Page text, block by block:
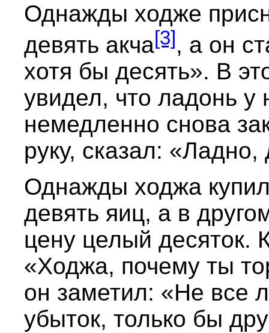
Однажды ходже
девять акча[3] , а он
хотя бы десять». В
увидел, что ладонь у
немедленно снова
руку, сказал:
Однажды ходжа
девять яиц, а в
цену целый десяток.
«Ходжа, почему ты
он заметил: «Не все
убыток, только бы